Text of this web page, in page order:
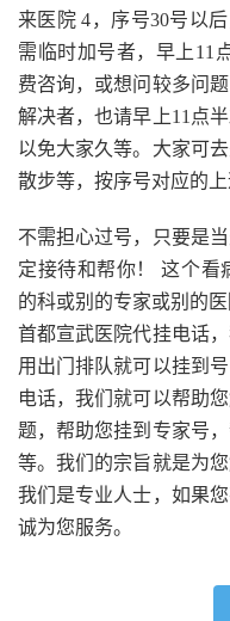
来医院 4，序号30号以
需临时加号者，早上11
费咨询，或想问较多问
解决者，也请早上11点
以免大家久等。大家可
散步等，按序号对应的上
不需担心过号，只要是
定接待和帮你！ 这个看
的科或别的专家或别的医
首都宣武医院代挂电话
用出门排队就可以挂到
电话，我们就可以帮助
题，帮助您挂到专家号
等。我们的宗旨就是为
我们是专业人士，如果
诚为您服务。